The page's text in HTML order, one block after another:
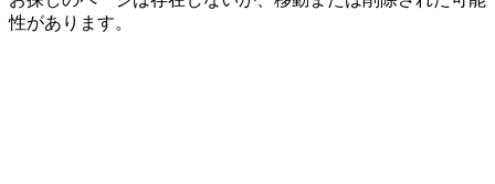
性があります。